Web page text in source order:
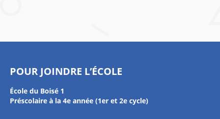
POUR JOINDRE L’ÉCOLE
École du Boisé 1
Préscolaire à la 4e année (1er et 2e cycle)